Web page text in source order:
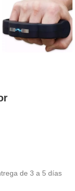
de 3 a 5 días